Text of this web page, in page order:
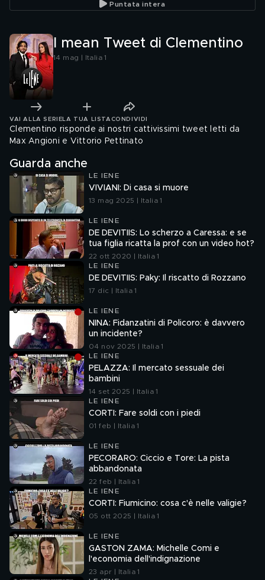
Puntata intera
I mean Tweet di Clementino
14 mag | Italia 1
VAI ALLA SERIE LA TUA LISTA CONDIVIDI
Clementino risponde ai nostri cattivissimi tweet letti da
Max Angioni e Vittorio Pettinato
Guarda anche
LE IENE
VIVIANI: Di casa si muore
13 mag 2025 | Italia 1
LE IENE
DE DEVITIIS: Lo scherzo a Caressa: e se
tua figlia ricatta la prof con un video hot?
22 ott 2020 | Italia 1
LE IENE
DE DEVITIIS: Paky: Il riscatto di Rozzano
17 dic | Italia 1
LE IENE
NINA: Fidanzatini di Policoro: è davvero
un incidente?
04 nov 2025 | Italia 1
LE IENE
PELAZZA: Il mercato sessuale dei
bambini
14 set 2025 | Italia 1
LE IENE
CORTI: Fare soldi con i piedi
01 feb | Italia 1
LE IENE
PECORARO: Ciccio e Tore: La pista
abbandonata
22 feb | Italia 1
LE IENE
CORTI: Fiumicino: cosa c'è nelle valigie?
05 ott 2025 | Italia 1
LE IENE
GASTON ZAMA: Michelle Comi e
l'economia dell'indignazione
23 apr | Italia 1